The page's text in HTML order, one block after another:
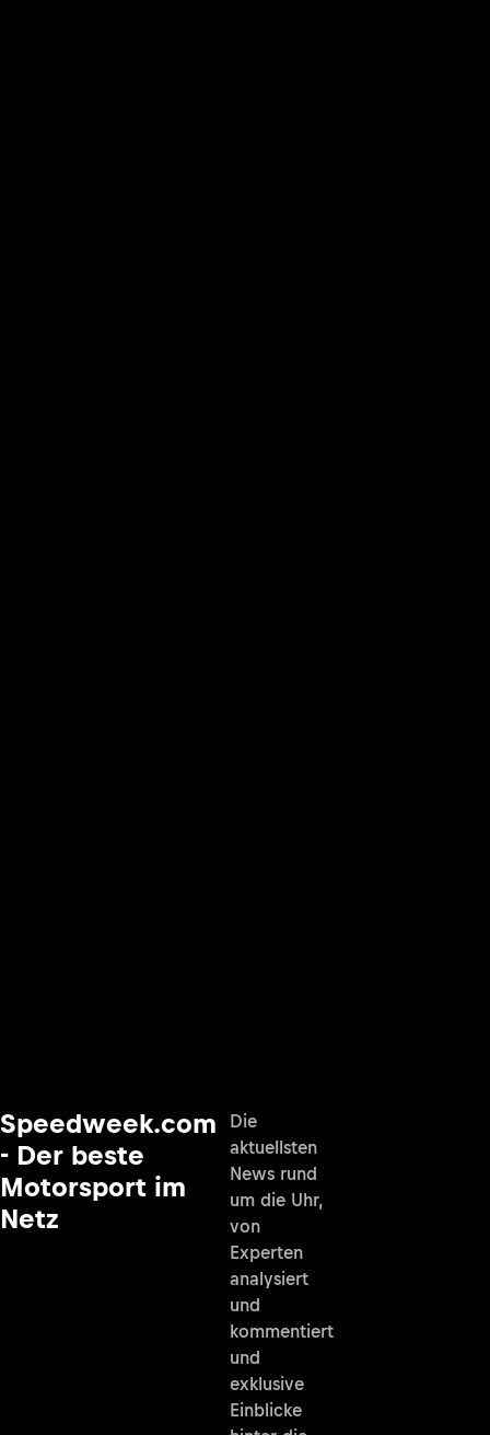
Speedweek.com
- Der beste
Motorsport im
Netz
Die
aktuellsten
News rund
um die Uhr,
von
Experten
analysiert
und
kommentiert
und
exklusive
Einblicke